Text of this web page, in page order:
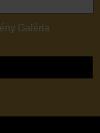
Galéria